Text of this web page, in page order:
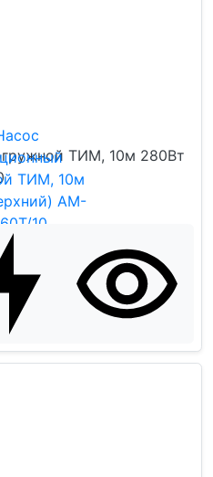
ТИМ, 10м 280Вт